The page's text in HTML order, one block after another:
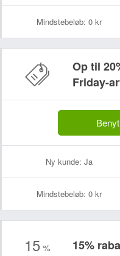
Mindstebeløb: 0 kr
Op til
Friday-
Ny kunde: Ja
Mindstebeløb: 0 kr
15 % 15%
Din e-mailadresse (bliver